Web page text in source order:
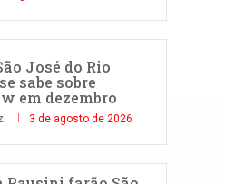
José do Rio
sabe sobre
em dezembro
3 de agosto de 2026